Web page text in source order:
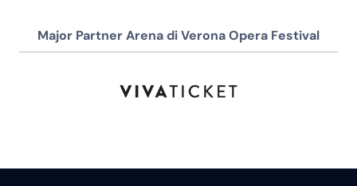
Major Partner Arena di Verona Opera Festival